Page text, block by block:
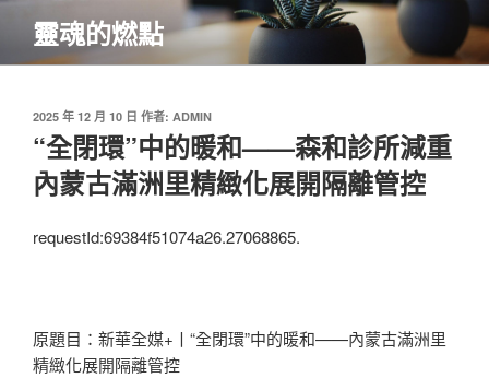
主
靈魂的燃點
發
佈
2025 年 12 月 10 日 作者: ADMIN
“全閉環”中的暖和——森和診所減重
內蒙古滿洲里精緻化展開隔離管控
requestId:69384f51074a26.27068865.
原題目：新華全媒+丨“全閉環”中的暖和——內蒙古滿洲里
精緻化展開隔離管控